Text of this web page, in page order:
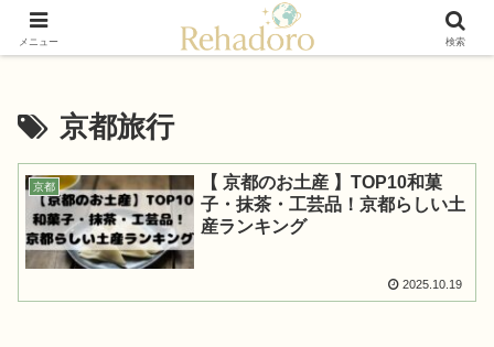
癒しと再発見の“黄金旅”ガイド
京都旅行
京都
【 京都のお土産 】TOP10和菓
子・抹茶・工芸品！京都らしい土
産ランキング
2025.10.19
メニュー 検索